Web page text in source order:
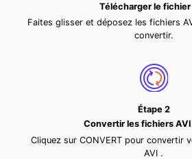
Télécharger le fichier
Faites glisser et déposez les fichiers
convertir.
Étape 2
Convertir les fichiers AVI
Cliquez sur CONVERT pour convertir
AVI .